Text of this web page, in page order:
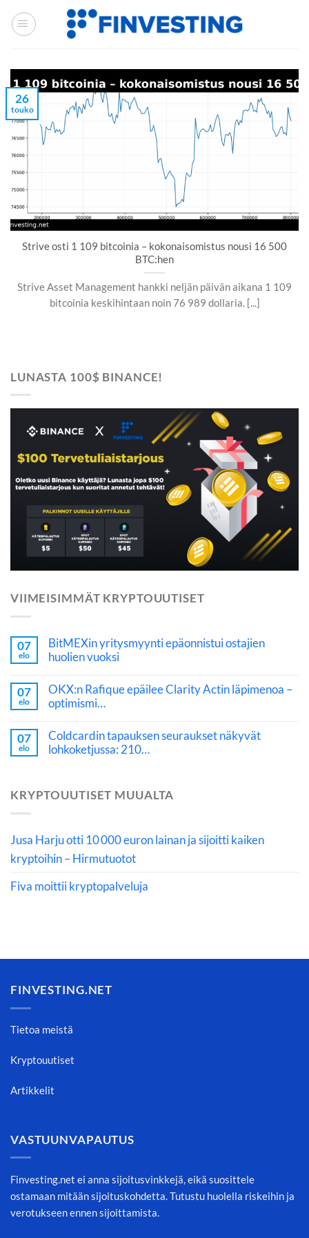
Siirry
sisältöön
Strive osti 1 109 bitcoinia – kokonaisomistus nousi 16 500
BTC:hen
Strive Asset Management hankki neljän päivän aikana 1 109
bitcoinia keskihintaan noin 76 989 dollaria. [...]
26
touko
LUNASTA 100$ BINANCE!
VIIMEISIMMÄT KRYPTOUUTISET
07
elo
BitMEXin yritysmyynti epäonnistui ostajien
huolien vuoksi
07
elo
OKX:n Rafique epäilee Clarity Actin läpimenoa –
optimismi…
07
elo
Coldcardin tapauksen seuraukset näkyvät
lohkoketjussa: 210…
KRYPTOUUTISET MUUALTA
Jusa Harju otti 10 000 euron lainan ja sijoitti kaiken
kryptoihin – Hirmutuotot
Fiva moittii kryptopalveluja
FINVESTING.NET
Tietoa meistä
Kryptouutiset
Artikkelit
VASTUUNVAPAUTUS
Finvesting.net ei anna sijoitusvinkkejä, eikä suosittele
ostamaan mitään sijoituskohdetta. Tutustu huolella riskeihin ja
verotukseen ennen sijoittamista.